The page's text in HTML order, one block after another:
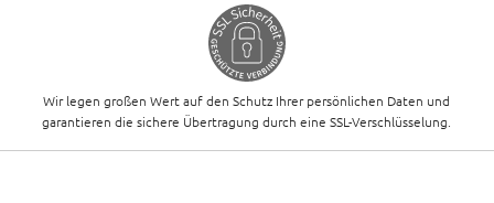
Wir legen großen Wert auf den Schutz Ihrer persönlichen Daten und
garantieren die sichere Übertragung durch eine SSL-Verschlüsselung.